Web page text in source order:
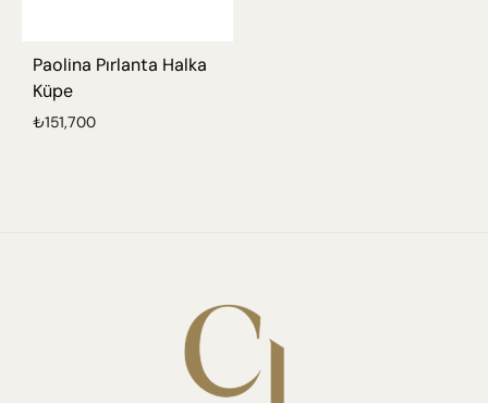
Paolina Pırlanta Halka
Küpe
₺151,700